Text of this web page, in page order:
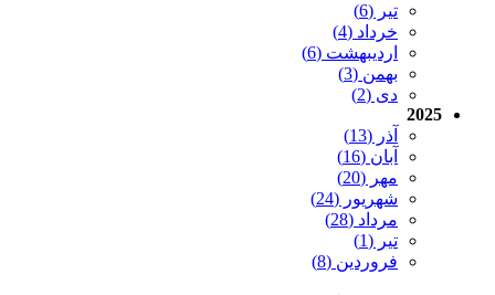
تیر (6)
خرداد (4)
اردیبهشت (6)
بهمن (3)
دی (2)
2025
آذر (13)
آبان (16)
مهر (20)
شهریور (24)
مرداد (28)
تیر (1)
فروردین (8)